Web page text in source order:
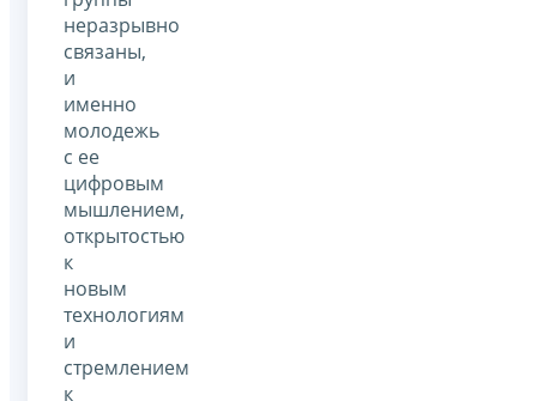
неразрывно
связаны,
и
именно
молодежь
с ее
цифровым
мышлением,
открытостью
к
новым
технологиям
и
стремлением
к